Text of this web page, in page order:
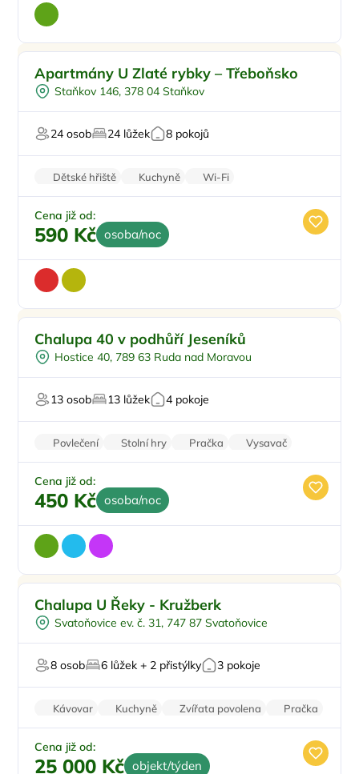
Koupací sud
Vířivka
U vody
Apartmány U Zlaté rybky – Třeboňsko
Staňkov 146, 378 04 Staňkov
24 osob 24 lůžek 8 pokojů
Dětské hřiště Kuchyně
Wi-Fi
Rodinné pokoje
Balkon/terasa
Cena již od:
590 Kč osoba/noc
Koupací sud
Vířivka
U vody
Chalupa 40 v podhůří Jeseníků
Hostice 40, 789 63 Ruda nad Moravou
13 osob 13 lůžek 4 pokoje
Povlečení Stolní hry Pračka
Vysavač
Parkování zdarma
Cena již od:
450 Kč osoba/noc
Pro rodiny s dětmi
Koupací sud
Sauna
U vody
Chalupa U Řeky - Kružberk
Svatoňovice ev. č. 31, 747 87 Svatoňovice
8 osob 6 lůžek + 2 přistýlky 3 pokoje
Kávovar Kuchyně Zvířata povolena
Pračka
Vysavač
Cena již od:
25 000 Kč objekt/týden